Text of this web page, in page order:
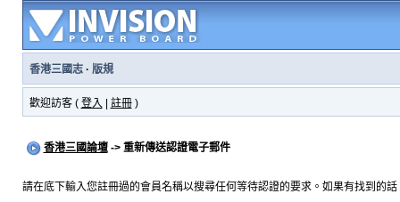
香港三國志· 版規
歡迎訪客 ( 登入 註冊)
香港三國論壇-> 重新傳送認證電子郵件
請在底下輸入您註冊過的會員名稱以搜尋任何等待認證的要求。如果有找到的